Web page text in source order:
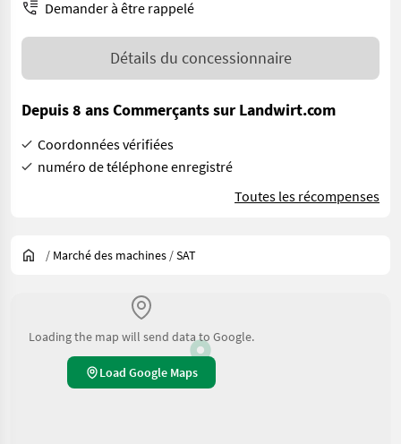
Demander à être rappelé
Détails du concessionnaire
Depuis 8 ans Commerçants sur Landwirt.com
Coordonnées vérifiées
numéro de téléphone enregistré
Toutes les récompenses
/ Marché des machines /SAT
Loading the map will send data to Google.
Load Google Maps